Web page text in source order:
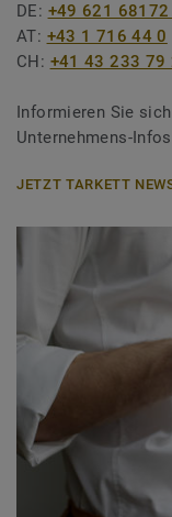
DE: +49 621
AT: +43 1 716 44 0
CH: +41 43 233 79
Informieren Sie
Unternehmens-
JETZT TARKETT